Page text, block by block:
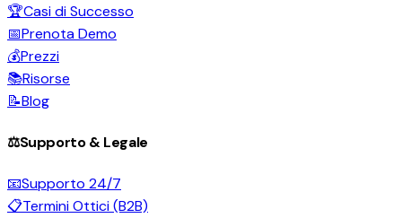
🏆Casi di Successo
📅Prenota Demo
💰Prezzi
📚Risorse
📝Blog
⚖️Supporto & Legale
📧Supporto 24/7
📋Termini Ottici (B2B)